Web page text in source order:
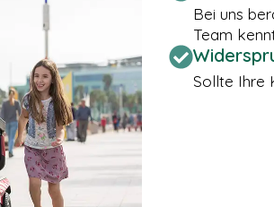
Bei uns
Team
Sollte Ihre